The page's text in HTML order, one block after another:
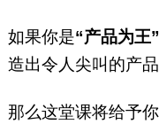
如果你是“产品为王
造出令人尖叫的产品
那么这堂课将给予